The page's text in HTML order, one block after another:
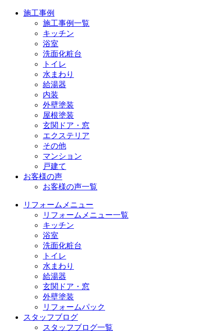
施工事例
施工事例一覧
キッチン
浴室
洗面化粧台
トイレ
水まわり
給湯器
内装
外壁塗装
屋根塗装
玄関ドア・窓
エクステリア
その他
マンション
戸建て
お客様の声
お客様の声一覧
リフォームメニュー
リフォームメニュー一覧
キッチン
浴室
洗面化粧台
トイレ
水まわり
給湯器
玄関ドア・窓
外壁塗装
リフォームパック
スタッフブログ
スタッフブログ一覧